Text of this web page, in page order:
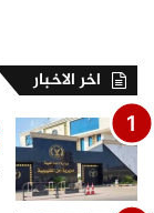
اخر الاخبار